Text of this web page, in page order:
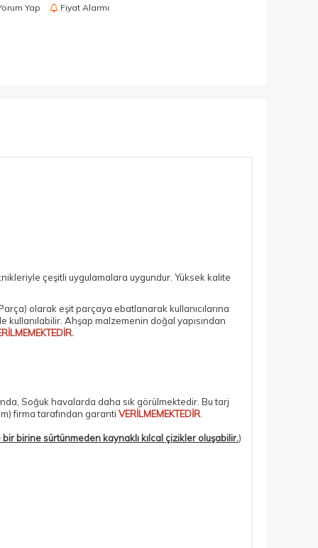
Yap Fiyat Alarmı
çeşitli uygulamalara uygundur. Yüksek kalite
olarak eşit parçaya ebatlanarak kullanıcılarına
Ahşap malzemenin doğal yapısından
Soğuk havalarda daha sık görülmektedir. Bu tarj
firma tarafından garanti VERİLMEMEKTEDİR
birine sürtünmeden kaynaklı kılcal çizikler oluşabilir.)